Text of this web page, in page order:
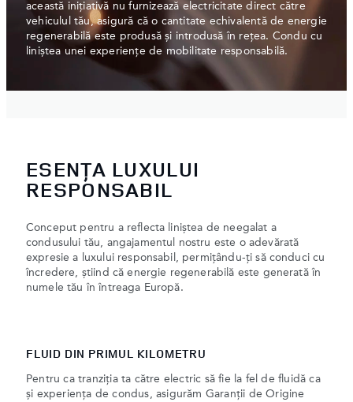
această inițiativă nu furnizează electricitate direct către
vehiculul tău, asigură că o cantitate echivalentă de energie
regenerabilă este produsă și introdusă în rețea. Condu cu
liniștea unei experiențe de mobilitate responsabilă.
ESENȚA LUXULUI
RESPONSABIL
Conceput pentru a reflecta liniștea de neegalat a
condusului tău, angajamentul nostru este o adevărată
expresie a luxului responsabil, permițându-ți să conduci cu
încredere, știind că energie regenerabilă este generată în
numele tău în întreaga Europă.
FLUID DIN PRIMUL KILOMETRU
Pentru ca tranziția ta către electric să fie la fel de fluidă ca
și experiența de condus, asigurăm Garanții de Origine